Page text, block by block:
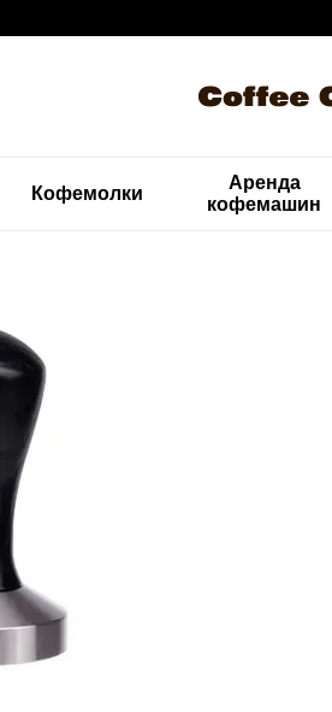
Кофемолки
Аренда
кофемашин